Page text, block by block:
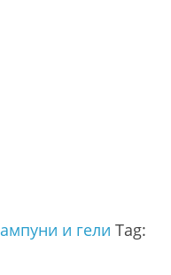
и гели Tag: